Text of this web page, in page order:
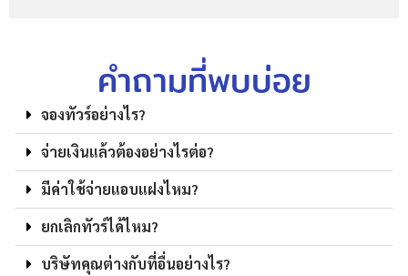
คำถามที่พบบ่อย
จองทัวร์อย่างไร?
จ่ายเงินแล้วต้องอย่างไรต่อ?
มีค่าใช้จ่ายแอบแฝงไหม?
ยกเลิกทัวร์ได้ไหม?
บริษัทคุณต่างกับที่อื่นอย่างไร?